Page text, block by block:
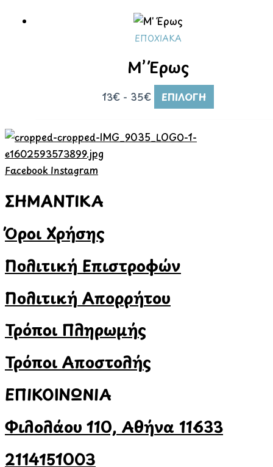
ΕΠΟΧΙΑΚΑ
Μ’ Έρως
13€ - 35€ ΕΠΙΛΟΓΉ
Facebook Instagram
ΣΗΜΑΝΤΙΚΑ
Όροι Χρήσης
Πολιτική Επιστροφών
Πολιτική Απορρήτου
Τρόποι Πληρωμής
Τρόποι Αποστολής
ΕΠΙΚΟΙΝΩΝΙΑ
Φιλολάου 110, Αθήνα 11633
2114151003